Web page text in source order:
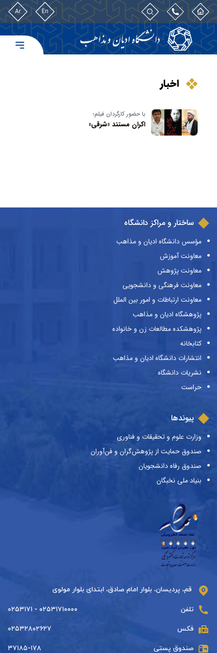
En
Ar
اخبار
با حضور کارگردان فیلم؛
اکران مستند «شرقی»
ساختار و مراکز دانشگاه
مؤسس دانشگاه ادیان و مذاهب
معاونت آموزش
معاونت پژوهش
معاونت فرهنگی و دانشجویی
معاونت ارتباطات و امور بین الملل
پژوهشگاه ادیان و مذاهب
پژوهشکده مطالعات زن و خانواده
کتابخانه
انتشارات دانشگاه ادیان و مذاهب
نشریات دانشگاه
حراست
پیوندها
وزارت علوم و تحقیقات و فناوری
صندوق حمایت از پژوهش‌گران و فن‌آوران
صندوق رفاه دانشجویان
بنیاد ملی نخبگان
قم، پردیسان، بلوار امام صادق، ابتدای بلوار مولوی
تلفن ۰۲۵۳۱۷۱۰۰۰۰ - ۰۲۵۳۱۷۱
فکس ۰۲۵۳۲۸۰۲۶۲۷
صندوق پستی ۳۷۱۸۵-۱۷۸